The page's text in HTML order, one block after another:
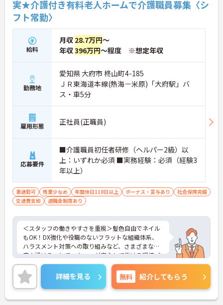
実★介護付き有料老人ホームで介護職員募集〈シ
フト常勤〉
給料
月収 28.7万円～
年収396万円～程度 ※想定年収
勤務地
愛知県 大府市 柊山町4-185
ＪＲ東海道本線(熱海－米原)「大府駅」バ
ス・車5分
雇用形態 正社員(正職員)
応募要件
■介護職員初任者研修（ヘルパー2級）以
上：いずれか必須 ■実務経験：必須（経験3
年以上）
車通勤可 残業少なめ 年間休日110日以上 ボーナス・賞与あり
社会保険完備
交通費支給
退職金制度あり
＜スタッフの働きやすさを重視＞髪色自由でネイル
もOK！DX強化や役職のないフラットな組織体系、
ハラスメント対策への取り組みなど、さまざまな制
度を設けることでスタッフが安心して働ける環境づ
くりに取り組まれています。
＜ライフスタイルに合わせた勤務形態＞夜勤ありの
シフト常勤、日勤専従、夜勤専従といったさまざま
な働き方が設定されている法人です。
＜チームで連携しながらのお仕事＞一人ひとりが主
詳細を見る 無料 紹介してもらう